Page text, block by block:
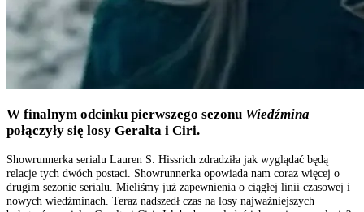
W finalnym odcinku pierwszego sezonu Wiedźmina
połączyły się losy Geralta i Ciri.
Showrunnerka serialu Lauren S. Hissrich zdradziła jak wyglądać będą
relacje tych dwóch postaci. Showrunnerka opowiada nam coraz więcej o
drugim sezonie serialu. Mieliśmy już zapewnienia o ciągłej linii czasowej i
nowych wiedźminach. Teraz nadszedł czas na losy najważniejszych